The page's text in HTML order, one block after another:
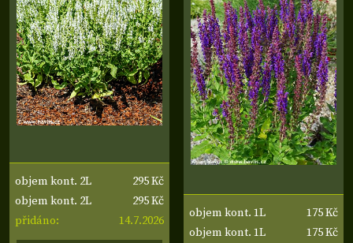
objem kont. 2L
295 Kč
objem kont. 2L
295 Kč
přidáno:
14.7.2026
objem kont. 1L
175 Kč
objem kont. 1L
175 Kč